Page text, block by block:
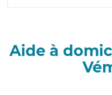
Aide à